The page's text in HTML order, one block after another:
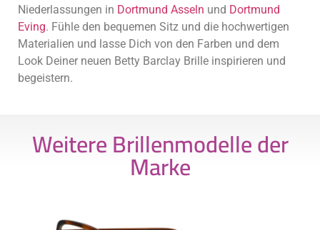
Niederlassungen in Dortmund Asseln und Dortmund
Eving. Fühle den bequemen Sitz und die hochwertigen
Materialien und lasse Dich von den Farben und dem
Look Deiner neuen Betty Barclay Brille inspirieren und
begeistern.
Weitere Brillenmodelle der
Marke